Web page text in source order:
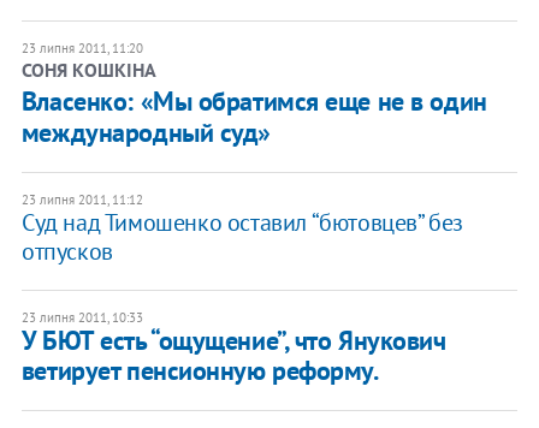
23 липня 2011, 11:20
СОНЯ КОШКІНА
Власенко: «Мы обратимся еще не в один
международный суд»
23 липня 2011, 11:12
Суд над Тимошенко оставил “бютовцев” без
отпусков
23 липня 2011, 10:33
У БЮТ есть “ощущение”, что Янукович
ветирует пенсионную реформу.